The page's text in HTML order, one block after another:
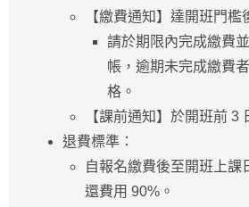
【繳費通知】達開班門檻
請於期限內完成繳費
帳，逾期未完成繳費
格。
【課前通知】於開班前 3
退費標準：
自報名繳費後至開班上課
還費用 90%。